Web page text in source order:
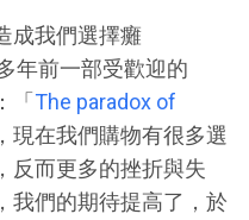
成我們選擇癱
年前一部受歡迎的
「The paradox of
現在我們購物有很多選
反而更多的挫折與失
我們的期待提高了，於